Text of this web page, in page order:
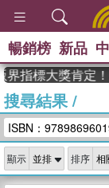
暢銷榜 新品
指標大獎肯定
搜尋結果/
ISBN：
顯示 排序